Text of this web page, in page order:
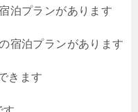
泊プランがあります
宿泊プランがあります
きます